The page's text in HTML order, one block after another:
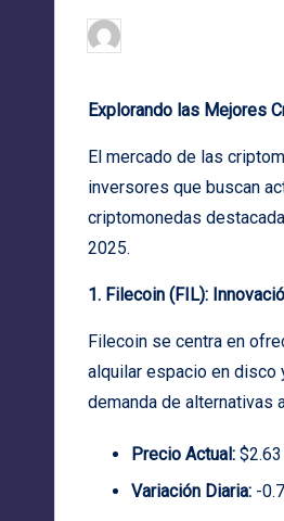
Publicado
por
Explorando las Mejores
El mercado de las
inversores que buscan
criptomonedas
2025.
1. Filecoin (FIL):
Filecoin se centra en
alquilar espacio en disco
demanda de alternativas
Precio Actual: $2.63
Variación Diaria: -